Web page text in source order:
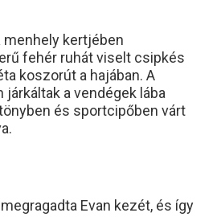
menhely kertjében
fehér ruhát viselt csipkés
koszorút a hajában. A
a vendégek lába
és sportcipőben várt
Evan kezét, és így